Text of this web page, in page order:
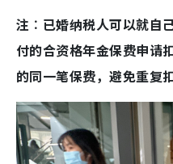
注︰已婚纳税人可以就自
付的合资格年金保费申请
的同一笔保费，避免重复扣